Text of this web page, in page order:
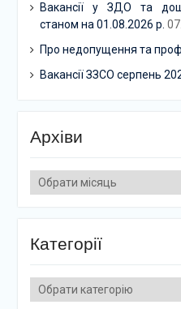
Вакансії у ЗДО та
станом на 01.08.2026 р.
Про недопущення та
Вакансії ЗЗСО серпень
Архіви
Архіви
Категорії
Категорії